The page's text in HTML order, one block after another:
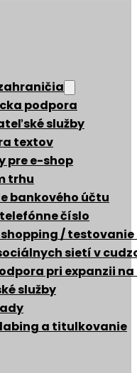
podpora
služby
textov
pre e-shop
trhu
bankového účtu
číslo
/
sietí v
pri expanzii
služby
a titulkovanie